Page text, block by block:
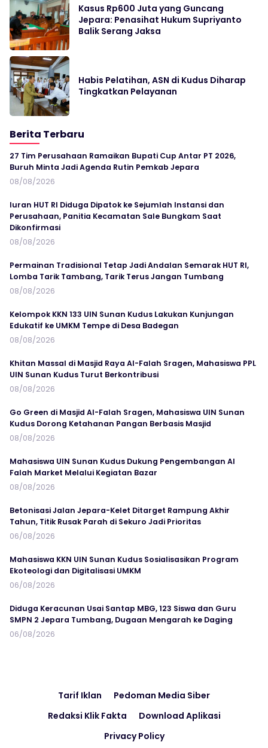
Kasus Rp600 Juta yang Guncang
Jepara: Penasihat Hukum Supriyanto
Balik Serang Jaksa
Habis Pelatihan, ASN di Kudus Diharap
Tingkatkan Pelayanan
Berita Terbaru
27 Tim Perusahaan Ramaikan Bupati Cup Antar PT 2026,
Buruh Minta Jadi Agenda Rutin Pemkab Jepara
08/08/2026
Iuran HUT RI Diduga Dipatok ke Sejumlah Instansi dan
Perusahaan, Panitia Kecamatan Sale Bungkam Saat
Dikonfirmasi
08/08/2026
Permainan Tradisional Tetap Jadi Andalan Semarak HUT RI,
Lomba Tarik Tambang, Tarik Terus Jangan Tumbang
08/08/2026
Kelompok KKN 133 UIN Sunan Kudus Lakukan Kunjungan
Edukatif ke UMKM Tempe di Desa Badegan
08/08/2026
Khitan Massal di Masjid Raya Al-Falah Sragen, Mahasiswa PPL
UIN Sunan Kudus Turut Berkontribusi
08/08/2026
Go Green di Masjid Al-Falah Sragen, Mahasiswa UIN Sunan
Kudus Dorong Ketahanan Pangan Berbasis Masjid
08/08/2026
Mahasiswa UIN Sunan Kudus Dukung Pengembangan Al
Falah Market Melalui Kegiatan Bazar
08/08/2026
Betonisasi Jalan Jepara-Kelet Ditarget Rampung Akhir
Tahun, Titik Rusak Parah di Sekuro Jadi Prioritas
06/08/2026
Mahasiswa KKN UIN Sunan Kudus Sosialisasikan Program
Ekoteologi dan Digitalisasi UMKM
06/08/2026
Diduga Keracunan Usai Santap MBG, 123 Siswa dan Guru
SMPN 2 Jepara Tumbang, Dugaan Mengarah ke Daging
06/08/2026
Tarif Iklan
Pedoman Media Siber
Redaksi Klik Fakta
Download Aplikasi
Privacy Policy